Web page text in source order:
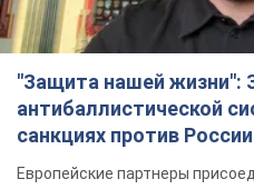
"Защита нашей жизни":
антибаллистической
санкциях против
Видео
Европейские партнеры